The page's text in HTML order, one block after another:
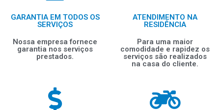
GARANTIA EM TODOS OS
SERVIÇOS
Nossa empresa fornece
garantia nos serviços
prestados.
ATENDIMENTO NA
RESIDÊNCIA
Para uma maior
comodidade e rapidez os
serviços são realizados
na casa do cliente.